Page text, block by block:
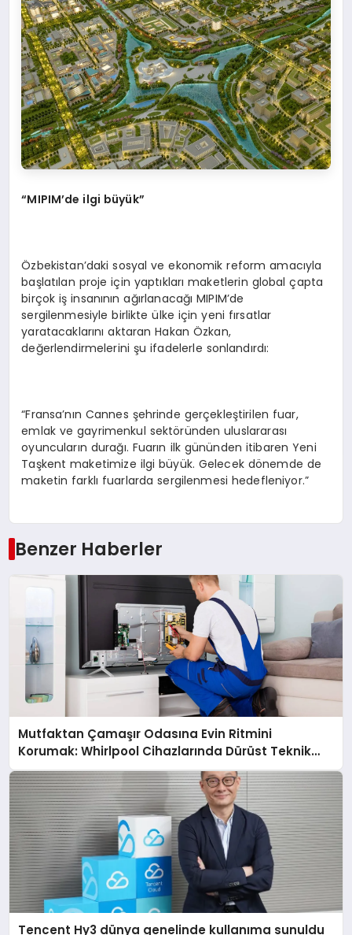
“MIPIM’de ilgi büyük”
Özbekistan’daki sosyal ve ekonomik reform amacıyla
başlatılan proje için yaptıkları maketlerin global çapta
birçok iş insanının ağırlanacağı MIPIM’de
sergilenmesiyle birlikte ülke için yeni fırsatlar
yaratacaklarını aktaran Hakan Özkan,
değerlendirmelerini şu ifadelerle sonlandırdı:
“Fransa’nın Cannes şehrinde gerçekleştirilen fuar,
emlak ve gayrimenkul sektöründen uluslararası
oyuncuların durağı. Fuarın ilk gününden itibaren Yeni
Taşkent maketimize ilgi büyük. Gelecek dönemde de
maketin farklı fuarlarda sergilenmesi hedefleniyor.”
Benzer Haberler
Mutfaktan Çamaşır Odasına Evin Ritmini
Korumak: Whirlpool Cihazlarında Dürüst Teknik
Destek Deneyimi
Tencent Hy3 dünya genelinde kullanıma sunuldu